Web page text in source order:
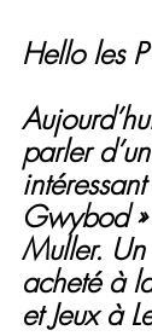
Hello les
parler
Gwybod
Muller.
acheté à
et Jeux à